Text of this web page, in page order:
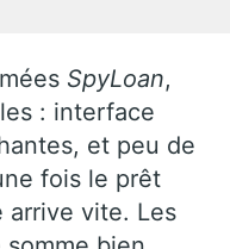
SpyLoan,
: interface
et peu de
fois le prêt
arrive vite. Les